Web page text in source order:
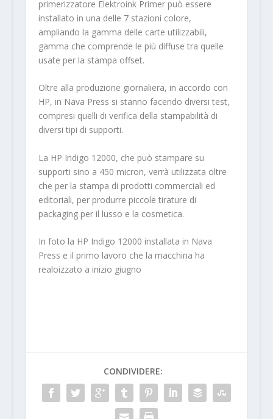
primerizzatore Elektroink Primer può essere
installato in una delle 7 stazioni colore,
ampliando la gamma delle carte utilizzabili,
gamma che comprende le più diffuse tra quelle
usate per la stampa offset.
Oltre alla produzione giornaliera, in accordo con
HP, in Nava Press si stanno facendo diversi test,
compresi quelli di verifica della stampabilità di
diversi tipi di supporti.
La HP Indigo 12000, che può stampare su
supporti sino a 450 micron, verrà utilizzata oltre
che per la stampa di prodotti commerciali ed
editoriali, per produrre piccole tirature di
packaging per il lusso e la cosmetica.
In foto la HP Indigo 12000 installata in Nava
Press e il primo lavoro che la macchina ha
realoizzato a inizio giugno
CONDIVIDERE: